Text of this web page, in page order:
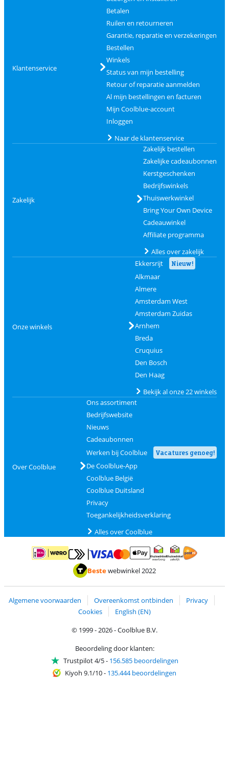
Klantenservice
Betalen
Ruilen en retourneren
Garantie, reparatie en verzekeringen
Bestellen
Winkels
Status van mijn bestelling
Retour of reparatie aanmelden
Al mijn bestellingen en facturen
Mijn Coolblue-account
Inloggen
Naar de klantenservice
Zakelijk
Zakelijk bestellen
Zakelijke cadeaubonnen
Kerstgeschenken
Bedrijfswinkels
Thuiswerkwinkel
Bring Your Own Device
Cadeauwinkel
Affiliate programma
Alles over zakelijk
Onze winkels
Ekkersrijt Nieuw!
Alkmaar
Almere
Amsterdam West
Amsterdam Zuidas
Arnhem
Breda
Cruquius
Den Bosch
Den Haag
Bekijk al onze 22 winkels
Over Coolblue
Ons assortiment
Bedrijfswebsite
Nieuws
Cadeaubonnen
Werken bij Coolblue
Vacatures genoeg!
De Coolblue-App
Coolblue België
Coolblue Duitsland
Privacy
Toegankelijkheidsverklaring
Alles over Coolblue
Betalen met iDEAL | WeroBetalen met MasterCard en Visa via ClickToPay
Betalen met ApplePay
Thuiswinkel waarborg
Bestewebwinkel 2022
Algemene voorwaarden Overeenkomst ontbinden
Privacy
Cookies
English (EN)
© 1999 - 2026 - Coolblue B.V.
Beoordeling door klanten:
Trustpilot 4/5- 156.585 beoordelingen
Kiyoh 9.1/10- 135.444 beoordelingen